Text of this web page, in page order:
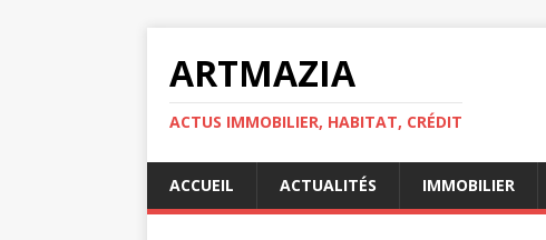
ARTMAZIA
ACTUS IMMOBILIER, HABITAT, CRÉDIT
ACCUEIL ACTUALITÉS IMMOBILIER